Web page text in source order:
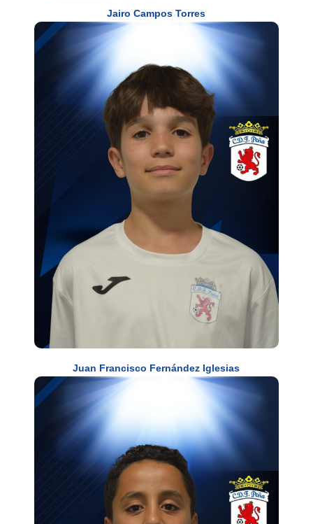
Jairo Campos Torres
Juan Francisco Fernández Iglesias